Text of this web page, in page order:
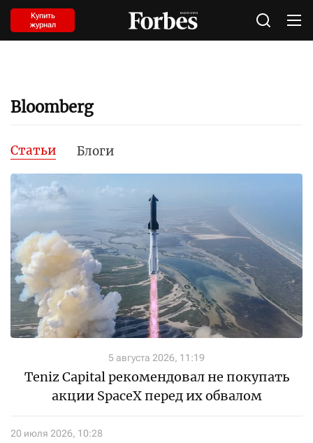
Купить
журнал
Bloomberg
Статьи Блоги
5 августа 2026, 11:19
Teniz Capital рекомендовал не покупать
акции SpaceX перед их обвалом
20 июля 2026, 10:28